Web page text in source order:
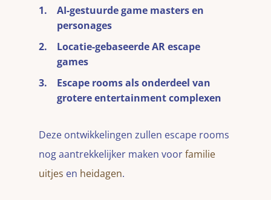
AI-gestuurde game masters en
personages
Locatie-gebaseerde AR escape
games
Escape rooms als onderdeel van
grotere entertainment complexen
Deze ontwikkelingen zullen escape rooms
nog aantrekkelijker maken voorfamilie
uitjes en heidagen.